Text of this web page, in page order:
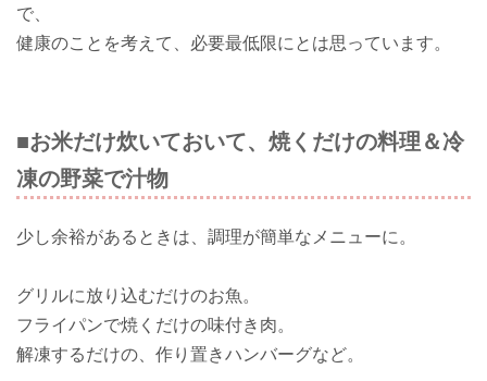
で、
健康のことを考えて、必要最低限にとは思っています。
■お米だけ炊いておいて、焼くだけの料理＆冷
凍の野菜で汁物
少し余裕があるときは、調理が簡単なメニューに。
グリルに放り込むだけのお魚。
フライパンで焼くだけの味付き肉。
解凍するだけの、作り置きハンバーグなど。